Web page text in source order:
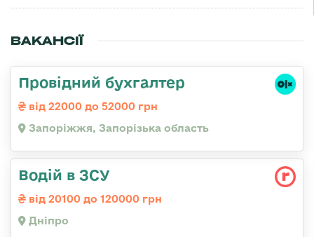
ВАКАНСІЇ
Провідний бухгалтер
від 22000 до 52000 грн
Запоріжжя, Запорізька область
Водій в ЗСУ
від 20100 до 120000 грн
Дніпро